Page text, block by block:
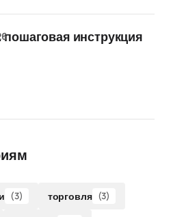
пошаговая инструкция
(3) торговля (3)